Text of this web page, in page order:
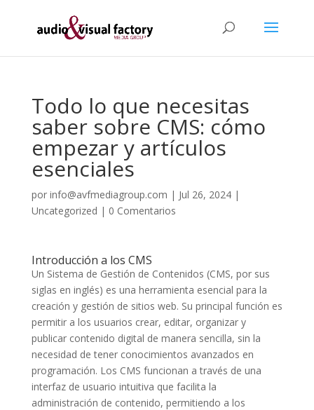
Todo lo que necesitas
saber sobre CMS: cómo
empezar y artículos
esenciales
por info@avfmediagroup.com | Jul 26, 2024|
Uncategorized | 0 Comentarios
Introducción a los CMS
Un Sistema de Gestión de Contenidos (CMS, por sus
siglas en inglés) es una herramienta esencial para la
creación y gestión de sitios web. Su principal función es
permitir a los usuarios crear, editar, organizar y
publicar contenido digital de manera sencilla, sin la
necesidad de tener conocimientos avanzados en
programación. Los CMS funcionan a través de una
interfaz de usuario intuitiva que facilita la
administración de contenido, permitiendo a los